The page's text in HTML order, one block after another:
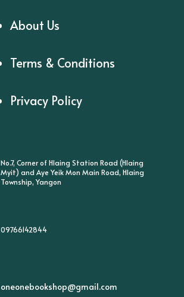
About Us
Terms & Conditions
Privacy Policy
No.7, Corner of Hlaing Station Road (Hlaing
Myit) and Aye Yeik Mon Main Road, Hlaing
Township, Yangon
09766142844
oneonebookshop@gmail.com